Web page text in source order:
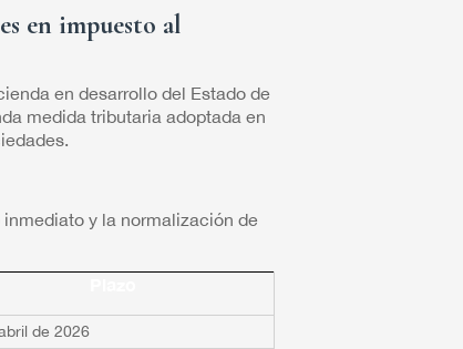
en impuesto al
en desarrollo del Estado de
medida tributaria adoptada en
y la normalización de
de 2026